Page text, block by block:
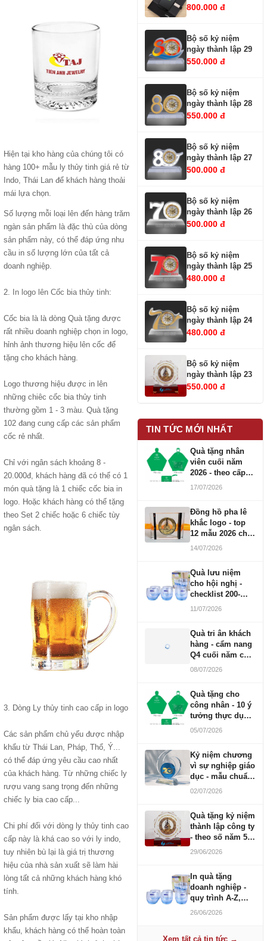
Hiện tại kho hàng của chúng tôi có
hàng 100+ mẫu ly thủy tinh giá rẻ từ
Indo, Thái Lan để khách hàng thoải
mái lựa chọn.
Số lượng mỗi loại lên đến hàng trăm
ngàn sản phẩm là đặc thù của dòng
sản phẩm này, có thể đáp ứng nhu
cầu in số lượng lớn của tất cả
doanh nghiệp.
2. In logo lên Cốc bia thủy tinh:
Cốc bia là là dòng Quà tặng được
rất nhiều doanh nghiệp chọn in logo,
hỉnh ảnh thương hiệu lên cốc để
tặng cho khách hàng.
Logo thương hiệu được in lên
những chiêc cốc bia thủy tinh
thường gồm 1 - 3 màu. Quà tặng
102 đang cung cấp các sản phẩm
cốc rẻ nhất.
Chỉ với ngân sách khoảng 8 -
20.000đ, khách hàng đã có thể có 1
món quà tặng là 1 chiếc cốc bia in
logo. Hoặc khách hàng có thể tặng
theo Set 2 chiếc hoặc 6 chiếc tùy
ngân sách.
3. Dòng Ly thủy tinh cao cấp in logo
Các sản phẩm chủ yếu được nhập
khẩu từ Thái Lan, Pháp, Thổ, Ý...
có thể đáp ứng yêu cầu cao nhất
của khách hàng. Từ những chiếc ly
rượu vang sang trọng đến những
chiếc ly bia cao cấp...
Chi phí đối với dòng ly thủy tinh cao
cấp này là khá cao so với ly indo,
tuy nhiên bù lại là giá trị thương
hiệu của nhà sản xuất sẽ làm hài
lòng tất cả những khách hàng khó
tính.
Sản phẩm được lấy tại kho nhập
khẩu, khách hàng có thể hoàn toàn
800.000 đ
Bộ số kỷ niệm
ngày thành lập 29
550.000 đ
Bộ số kỷ niệm
ngày thành lập 28
550.000 đ
Bộ số kỷ niệm
ngày thành lập 27
500.000 đ
Bộ số kỷ niệm
ngày thành lập 26
500.000 đ
Bộ số kỷ niệm
ngày thành lập 25
480.000 đ
Bộ số kỷ niệm
ngày thành lập 24
480.000 đ
Bộ số kỷ niệm
ngày thành lập 23
550.000 đ
TIN TỨC MỚI NHẤT
Quà tặng nhân
viên cuối năm
2026 - theo cấp
bậc CBNV
17/07/2026
Đồng hồ pha lê
khắc logo - top
12 mẫu 2026 cho
doanh nghiệp
14/07/2026
Quà lưu niệm
cho hội nghị -
checklist 200-
1000 người
11/07/2026
Quà tri ân khách
hàng - cẩm nang
Q4 cuối năm cho
doanh nghiệp
08/07/2026
Quà tặng cho
công nhân - 10 ý
tưởng thực dụng
ngân sách 100-
05/07/2026
Kỷ niệm chương
vì sự nghiệp giáo
dục - mẫu chuẩn
2026
02/07/2026
Quà tặng kỷ niệm
thành lập công ty
- theo số năm 5,
10, 20, 30, 50
29/06/2026
In quà tặng
doanh nghiệp -
quy trình A-Z,
báo giá và thời
26/06/2026
Xem tất cả tin tức →